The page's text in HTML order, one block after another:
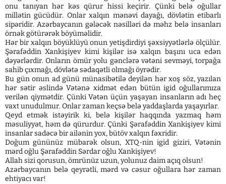
onu tanıyan hər kəs qürur hissi keçirir. Çünki belə oğullar
millətin gücüdür. Onlar xalqın mənəvi dayağı, dövlətin etibarlı
sipəridir. Azərbaycanın gələcək nəsilləri də məhz belə insanları
örnək götürərək böyüməlidir.
Hər bir xalqın böyüklüyü onun yetişdirdiyi şəxsiyyətlərlə ölçülür.
Şərafəddin Xankişiyev kimi kişilər isə xalqın başını uca edən
dəyərlərdir. Onların ömür yolu gənclərə vətəni sevməyi, torpağa
sahib çıxmağı, dövlətə sədaqətli olmağı öyrədir.
Bu gün onun ad günü münasibətilə deyilən hər xoş söz, yazılan
hər sətir əslində Vətənə xidmət edən bütün igid oğullarımıza
verilən qiymətdir. Çünki Vətən üçün yaşayan insanların adı heç
vaxt unudulmur. Onlar zaman keçsə belə yaddaşlarda yaşayırlar.
Qeyd etmək istəyirik ki, belə kişilər haqqında yazmaq həm
məsuliyyət, həm də qürurdur. Çünki Şərafəddin Xankişiyev kimi
insanlar sadəcə bir ailənin yox, bütöv xalqın fəxridir.
Doğum gününüz mübarək olsun, XTQ-nin igid giziri, Vətənin
mərd oğlu Şərafəddin Sərdar oğlu Xankişiyev!
Allah sizi qorusun, ömrünüz uzun, yolunuz daim açıq olsun!
Azərbaycanın belə qeyrətli, mərd və cəsur oğullara hər zaman
ehtiyacı var!